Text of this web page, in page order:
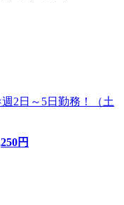
2日～5日勤務！（土
円